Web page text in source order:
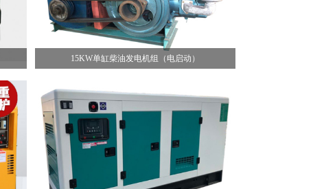
15KW单缸柴油发电机组（电启动）